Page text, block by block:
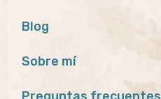
Blog
Sobre mí